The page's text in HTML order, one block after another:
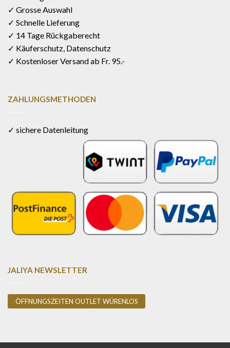
✓ Grosse Auswahl
✓ Schnelle Lieferung
✓ 14 Tage Rückgaberecht
✓ Käuferschutz, Datenschutz
✓ Kostenloser Versand ab Fr. 95.-
ZAHLUNGSMETHODEN
✓ sichere Datenleitung
JALIYA NEWSLETTER
ÖFFNUNGSZEITEN OUTLET WÜRENLOS